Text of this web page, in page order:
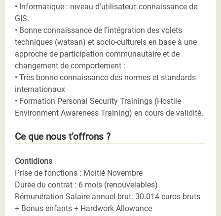
• Informatique : niveau d'utilisateur, connaissance de
GIS.
• Bonne connaissance de l’intégration des volets
techniques (watsan) et socio-culturels en base à une
approche de participation communautaire et de
changement de comportement :
• Très bonne connaissance des normes et standards
internationaux
• Formation Personal Security Trainings (Hostile
Environment Awareness Training) en cours de validité.
Ce que nous t’offrons ?
Contidions
Prise de fonctions : Moitié Novembre
Durée du contrat : 6 mois (renouvelables)
Rémunération Salaire annuel brut: 30.014 euros bruts
+ Bonus enfants + Hardwork Allowance